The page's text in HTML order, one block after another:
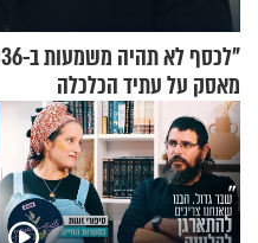
מאסק על עתיד הכלכלה